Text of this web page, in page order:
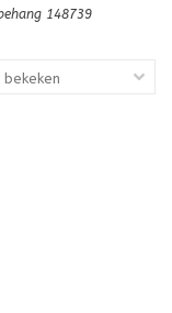
148739